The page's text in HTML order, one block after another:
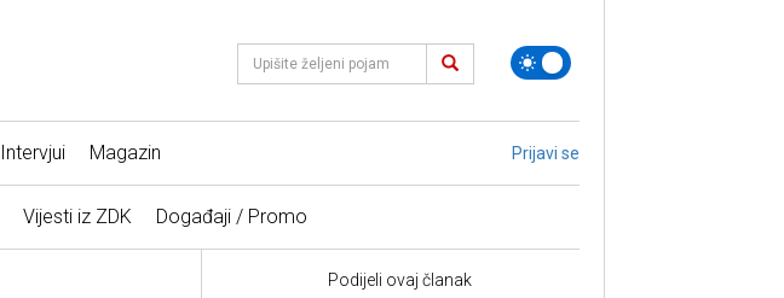
Intervjui Magazin Prijavi se
Vijesti iz ZDK Događaji / Promo
Podijeli ovaj članak